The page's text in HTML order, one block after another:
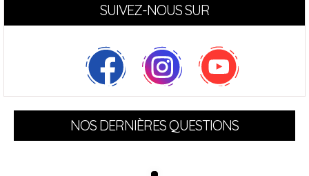
SUIVEZ-NOUS SUR
NOS DERNIÈRES QUESTIONS